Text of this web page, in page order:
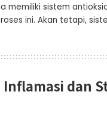
memiliki sistem
ini. Akan tetapi,
dan